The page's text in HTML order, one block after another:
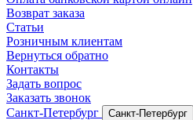
Возврат заказа
Статьи
Розничным клиентам
Вернуться обратно
Контакты
Задать вопрос
Заказать звонок
Санкт-Петербург
Санкт-Петербург